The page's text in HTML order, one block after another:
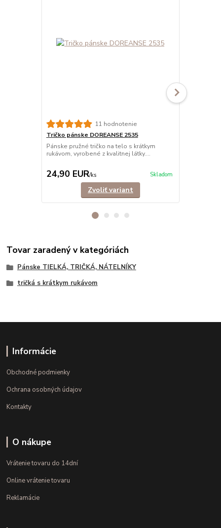
11 hodnotenie
Tričko pánske DOREANSE 2535
Pánske pružné tričko na telo s krátkym
rukávom, vyrobené z kvalitnej látky....
24,90 EUR/ks Skladom
Zvoliť variant
Tovar zaradený v kategóriách
Pánske TIELKÁ, TRIČKÁ, NÁTELNÍKY
tričká s krátkym rukávom
Informácie
Obchodné podmienky
Ochrana osobných údajov
Kontakty
O nákupe
Vrátenie tovaru do 14dní
Online vrátenie tovaru
Reklamácie